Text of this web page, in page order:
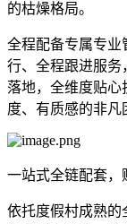
的枯燥格局。
全程配备专属专业
行、全程跟进服务
落地，全维度贴心
度、有质感的非凡
一站式全链配套，
依托度假村成熟的